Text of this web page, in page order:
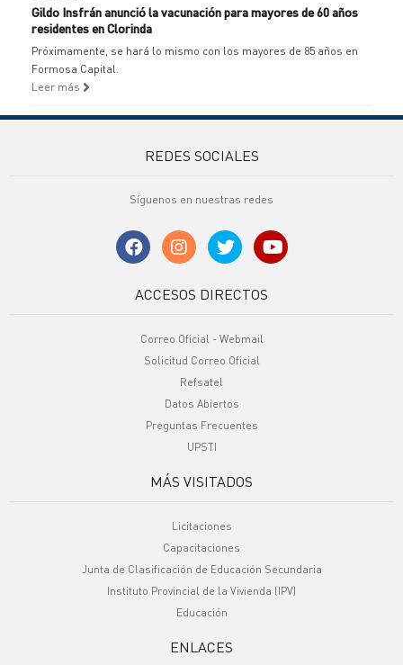
Gildo Insfrán anunció la vacunación para mayores de 60 años
residentes en Clorinda
Próximamente, se hará lo mismo con los mayores de 85 años en
Formosa Capital.
Leer más
REDES SOCIALES
Síguenos en nuestras redes
ACCESOS DIRECTOS
Correo Oficial - Webmail
Solicitud Correo Oficial
Refsatel
Datos Abiertos
Preguntas Frecuentes
UPSTI
MÁS VISITADOS
Licitaciones
Capacitaciones
Junta de Clasificación de Educación Secundaria
Instituto Provincial de la Vivienda (IPV)
Educación
ENLACES